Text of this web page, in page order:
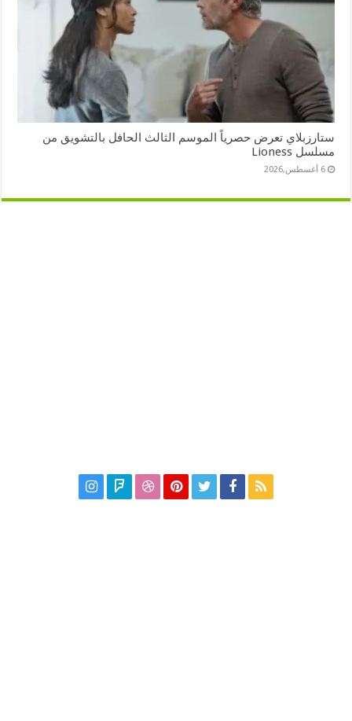
ستارزبلاي تعرض حصرياً الموسم الثالث الحافل بالتشويق من
مسلسل Lioness
6 أغسطس,2026